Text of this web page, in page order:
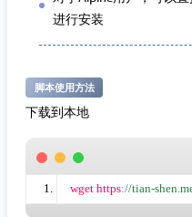
进行安装
脚本使用方法
下载到本地
wget https://tian-